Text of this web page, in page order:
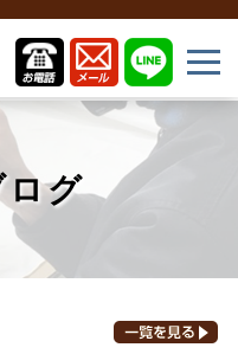
ログ